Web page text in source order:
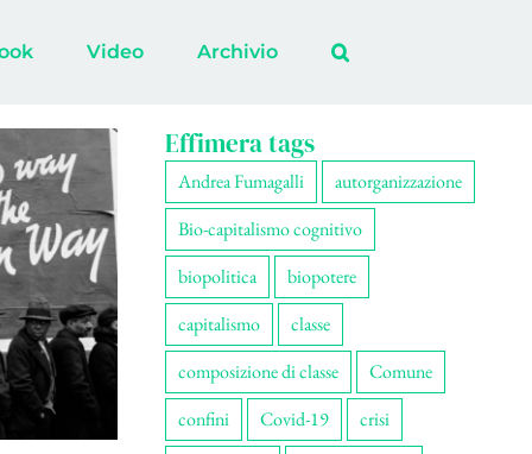
Video Archivio
Effimera tags
Andrea Fumagalli
autorganizzazione
Bio-capitalismo cognitivo
biopolitica
biopotere
capitalismo
classe
composizione di classe
Comune
confini
Covid-19
crisi